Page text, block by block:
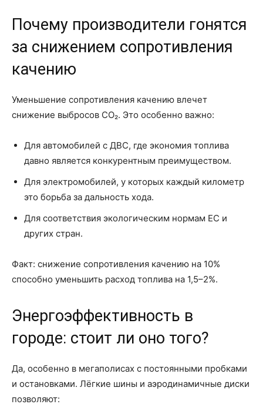
Почему производители гонятся
за снижением сопротивления
качению
Уменьшение сопротивления качению влечет
снижение выбросов CO₂. Это особенно важно:
Для автомобилей с ДВС, где экономия топлива
давно является конкурентным преимуществом.
Для электромобилей, у которых каждый километр
это борьба за дальность хода.
Для соответствия экологическим нормам ЕС и
других стран.
Факт: снижение сопротивления качению на 10%
способно уменьшить расход топлива на 1,5–2%.
Энергоэффективность в
городе: стоит ли оно того?
Да, особенно в мегаполисах с постоянными пробками
и остановками. Лёгкие шины и аэродинамичные диски
позволяют: